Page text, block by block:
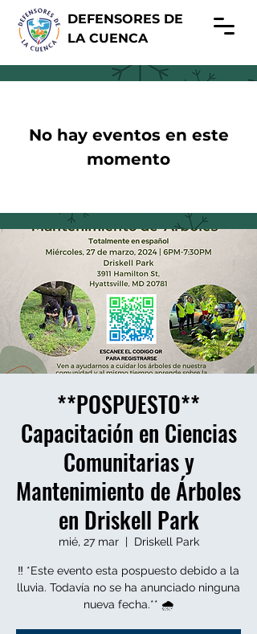
DEFENSORES DE
LA CUENCA
No hay eventos en este
momento
**POSPUESTO**
Capacitación en Ciencias
Comunitarias y
Mantenimiento de Árboles
en Driskell Park
mié, 27 mar
  |
Driskell Park
‼️ *Este evento esta pospuesto debido a la
lluvia. Todavía no se ha anunciado ninguna